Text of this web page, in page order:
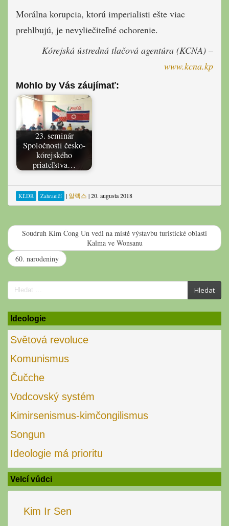
Morálna korupcia, ktorú imperialisti ešte viac
prehlbujú, je nevyliečiteľné ochorenie.
Kórejská ústredná tlačová agentúra (KCNA) –
www.kcna.kp
Mohlo by Vás záujímať:
23. seminár
Spoločnosti česko-
kórejského
priateľstva…
KĽDR Zahraničí | 알렉스 |20. augusta 2018
Soudruh Kim Čong Un vedl na místě výstavbu turistické oblasti
Kalma ve Wonsanu
60. narodeniny
Search
for:
Hledat
Ideologie
Světová revoluce
Komunismus
Čučche
Vodcovský systém
Kimirsenismus-kimčongilismus
Songun
Ideologie má prioritu
Velcí vůdci
Kim Ir Sen